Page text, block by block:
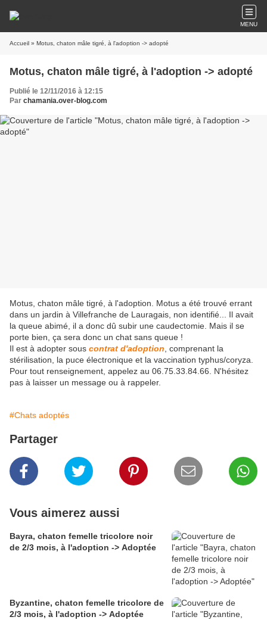
MENU
Accueil » Motus, chaton mâle tigré, à l'adoption -> adopté
Motus, chaton mâle tigré, à l'adoption -> adopté
Publié le 12/11/2016 à 12:15
Par chamania.over-blog.com
Motus, chaton mâle tigré, à l'adoption. Motus a été trouvé errant
dans un jardin à Villefranche de Lauragais, non identifié... Il avait
la queue abimé, il a donc dû subir une caudectomie. Mais il se
porte bien, ça sera donc un chat sans queue !
Il est à adopter sous contrat d'adoption , comprenant la
stérilisation, la puce électronique et la vaccination typhus/coryza.
Pour tout renseignement, appelez au 06.75.33.84.66. N'hésitez
pas à laisser un message ou à rappeler.
#Chats adoptés
Partager
Vous aimerez aussi
Bayra, chaton femelle tricolore noir
de 2/3 mois, à l'adoption -> Adoptée
Byzantine, chaton femelle tricolore de
2/3 mois, à l'adoption -> Adoptée